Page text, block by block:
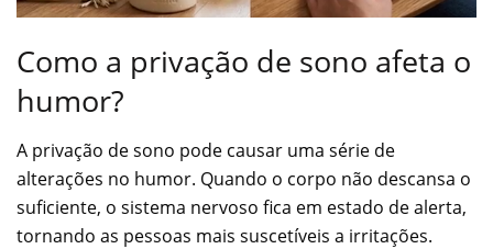
Como a privação de sono afeta o
humor?
A privação de sono pode causar uma série de
alterações no humor. Quando o corpo não descansa o
suficiente, o sistema nervoso fica em estado de alerta,
tornando as pessoas mais suscetíveis a irritações.